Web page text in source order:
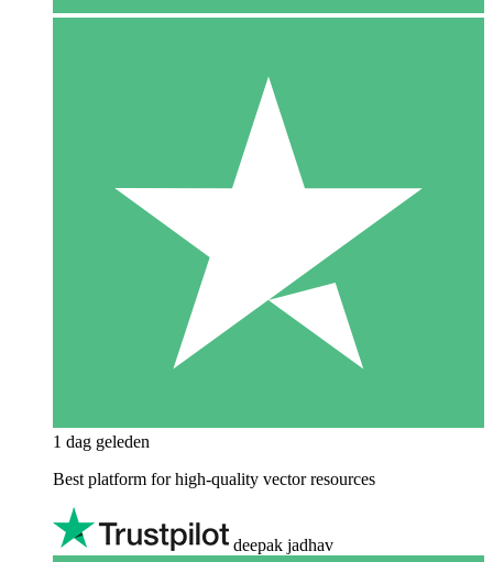
1 dag geleden
Best platform for high-quality vector resources
deepak jadhav